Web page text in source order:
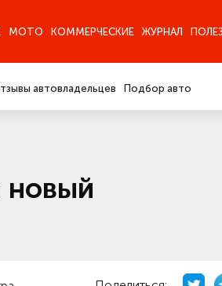
МОТО КОММЕРЧЕСКИЕ ЖУРНАЛ
автовладельцев Подбор авто
новый